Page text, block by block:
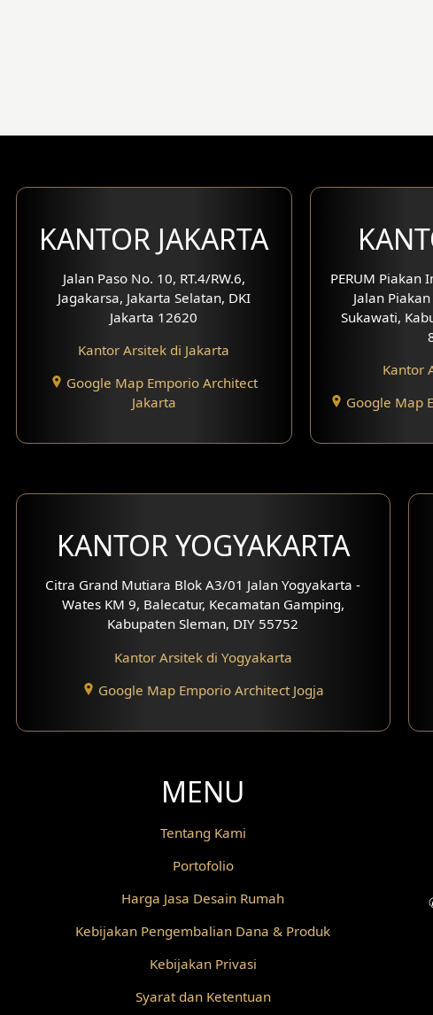
KANTOR JAKARTA
Jalan Paso No. 10, RT.4/RW.6,
Jagakarsa, Jakarta Selatan, DKI
Jakarta 12620
Kantor Arsitek di Jakarta
Google Map Emporio Architect
Jakarta
PERUM Piakan
Jalan
Sukawati,
Kantor
Google Map
KANTOR YOGYAKARTA
Citra Grand Mutiara Blok A3/01 Jalan Yogyakarta -
Wates KM 9, Balecatur, Kecamatan Gamping,
Kabupaten Sleman, DIY 55752
Kantor Arsitek di Yogyakarta
Google Map Emporio Architect Jogja
MENU
Tentang Kami
Portofolio
Harga Jasa Desain Rumah
Kebijakan Pengembalian Dana & Produk
Kebijakan Privasi
Syarat dan Ketentuan